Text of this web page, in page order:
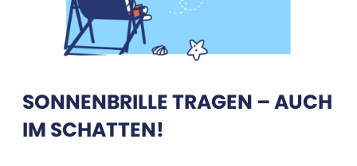
SONNENBRILLE TRAGEN – AUCH
IM SCHATTEN!